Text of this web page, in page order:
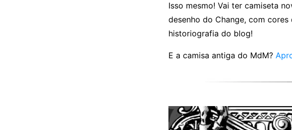
Isso mesmo! Vai ter camiseta
desenho do Change, com
historiografia do blog!
E a camisa antiga do MdM?